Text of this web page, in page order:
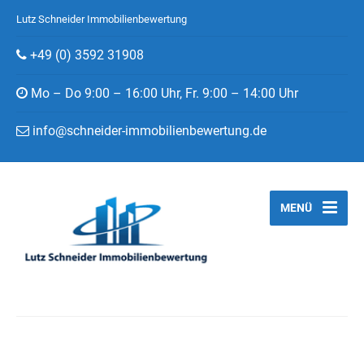
Lutz Schneider Immobilienbewertung
+49 (0) 3592 31908
Mo – Do 9:00 – 16:00 Uhr, Fr. 9:00 – 14:00 Uhr
info@schneider-immobilienbewertung.de
MENÜ